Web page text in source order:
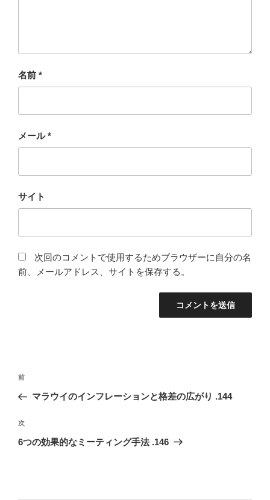
名前 *
メール*
サイト
次回のコメントで使用するためブラウザーに自分の名
前、メールアドレス、サイトを保存する。
投
ビ
ゲ
前
の
稿
前
マラウイのインフレーションと格差の広がり .144
次
の
次
6つの効果的なミーティング手法 .146